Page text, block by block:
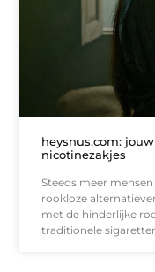
heysnus.com:
nicotinezakjes
Steeds meer
rookloze
met de hinderlijke
traditionele